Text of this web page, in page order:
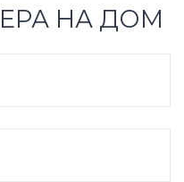
НА ДОМ